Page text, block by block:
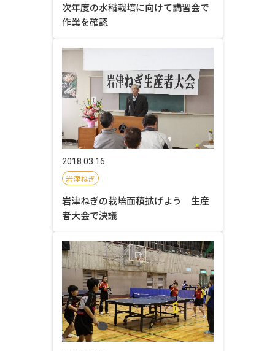
次年度の水稲栽培に向けて講習会で
作業を確認
2018.03.16
岩津ねぎ
岩津ねぎの栽培面積拡げよう 生産
者大会で決議